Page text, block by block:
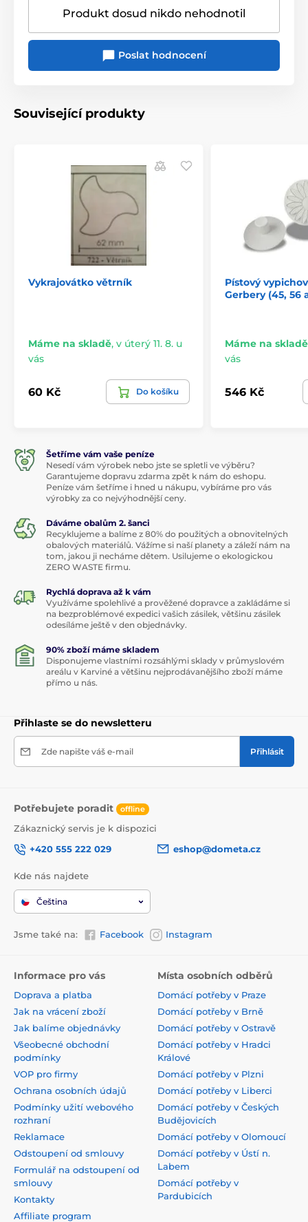
Produkt dosud nikdo nehodnotil
Poslat hodnocení
Související produkty
Vykrajovátko větrník
Máme na skladě, v úterý 11. 8. u
vás
60 Kč Do košíku
Pístový
Gerbery (45, 56
Máme na skladě
vás
546 Kč
Šetříme vám vaše peníze
Nesedí vám výrobek nebo jste se spletli ve výběru?
Garantujeme dopravu zdarma zpět k nám do eshopu.
Peníze vám šetříme i hned u nákupu, vybíráme pro vás
výrobky za co nejvýhodnější ceny.
Dáváme obalům 2. šanci
Recyklujeme a balíme z 80% do použitých a obnovitelných
obalových materiálů. Vážíme si naší planety a záleží nám na
tom, jakou ji necháme dětem. Usilujeme o ekologickou
ZERO WASTE firmu.
Rychlá doprava až k vám
Využíváme spolehlivé a prověžené dopravce a zakládáme si
na bezproblémové expedici vašich zásilek, většinu zásilek
odesíláme ještě v den objednávky.
90% zboží máme skladem
Disponujeme vlastními rozsáhlými sklady v průmyslovém
areálu v Karviné a většinu nejprodávanějšího zboží máme
přímo u nás.
Přihlaste se do newsletteru
Zde napište váš e-mail Přihlásit
Potřebujete poradit offline
Zákaznický servis je k dispozici
+420 555 222 029
eshop@dometa.cz
Kde nás najdete
Čeština
Jsme také na: Facebook Instagram
Informace pro vás
Doprava a platba
Jak na vrácení zboží
Jak balíme objednávky
Všeobecné obchodní
podmínky
VOP pro firmy
Ochrana osobních údajů
Podmínky užití webového
rozhraní
Reklamace
Odstoupení od smlouvy
Formulář na odstoupení od
smlouvy
Kontakty
Affiliate program
Místa osobních odběrů
Domácí potřeby v Praze
Domácí potřeby v Brně
Domácí potřeby v Ostravě
Domácí potřeby v Hradci
Králové
Domácí potřeby v Plzni
Domácí potřeby v Liberci
Domácí potřeby v Českých
Budějovicích
Domácí potřeby v Olomoucí
Domácí potřeby v Ústí n.
Labem
Domácí potřeby v
Pardubicích